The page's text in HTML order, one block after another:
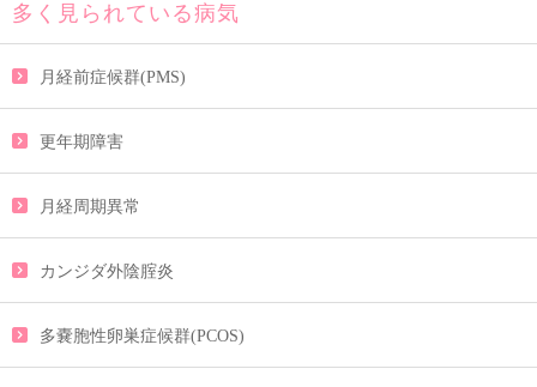
多く見られている病気
月経前症候群(PMS)
更年期障害
月経周期異常
カンジダ外陰腟炎
多嚢胞性卵巣症候群(PCOS)